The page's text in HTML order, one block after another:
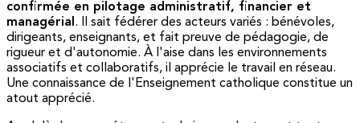
confirmée en pilotage administratif, financier et
managérial . Il sait fédérer des acteurs variés : bénévoles,
dirigeants, enseignants, et fait preuve de pédagogie, de
rigueur et d'autonomie. À l'aise dans les environnements
associatifs et collaboratifs, il apprécie le travail en réseau.
Une connaissance de l'Enseignement catholique constitue un
atout apprécié.